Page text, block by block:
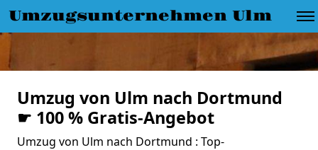
Umzugsunternehmen Ulm
Umzug von Ulm nach Dortmund
☛ 100 % Gratis-Angebot
Umzug von Ulm nach Dortmund : Top-